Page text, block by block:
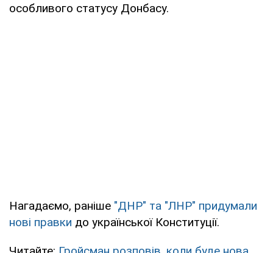
особливого статусу Донбасу.
Нагадаємо, раніше "ДНР" та "ЛНР" придумали
нові правки до української Конституції.